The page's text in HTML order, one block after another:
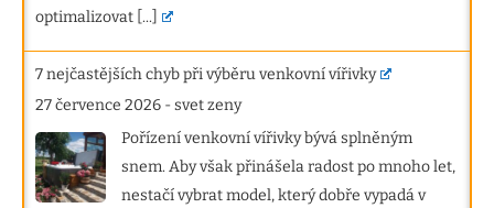
optimalizovat [...]
7 nejčastějších chyb při výběru venkovní vířivky
27 července 2026 -svet zeny
Pořízení venkovní vířivky bývá splněným
snem. Aby však přinášela radost po mnoho let,
nestačí vybrat model, který dobře vypadá v